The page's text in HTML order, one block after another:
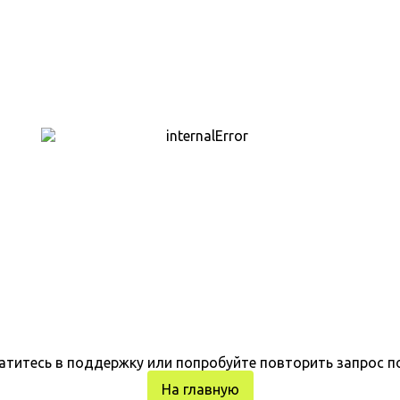
в поддержку или попробуйте повторить запрос
На главную